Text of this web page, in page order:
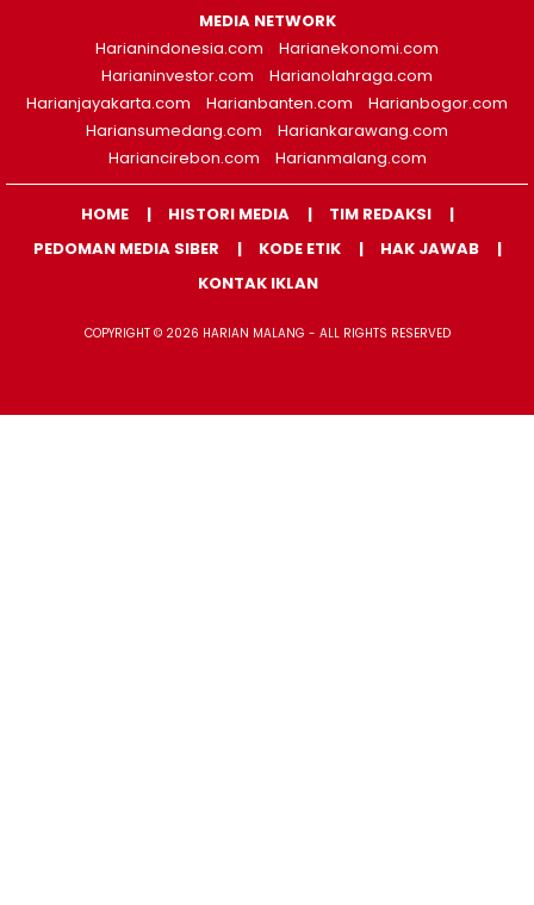
MEDIA NETWORK
Harianindonesia.com
Harianekonomi.com
Harianinvestor.com
Harianolahraga.com
Harianjayakarta.com
Harianbanten.com
Harianbogor.com
Hariansumedang.com
Hariankarawang.com
Hariancirebon.com
Harianmalang.com
HOME HISTORI MEDIA
TIM REDAKSI
PEDOMAN MEDIA SIBER
KODE ETIK
HAK JAWAB
KONTAK IKLAN
COPYRIGHT © 2026 HARIAN MALANG - ALL RIGHTS RESERVED